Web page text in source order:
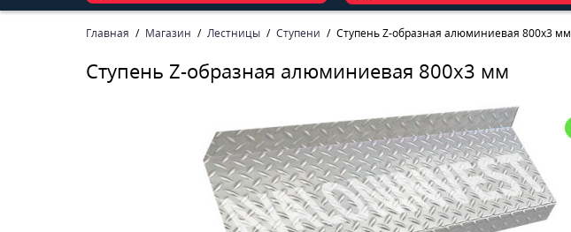
Главная Магазин Лестницы Ступени Ступень Z-образная алюминиевая 800x3 мм
Ступень Z-образная алюминиевая 800x3 мм